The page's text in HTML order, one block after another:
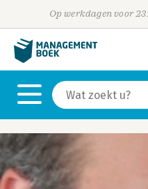
Op werkdagen voor